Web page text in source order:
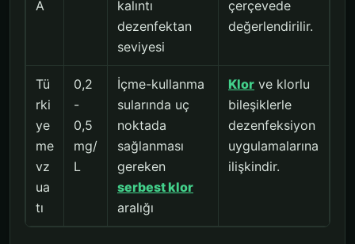
A
kalıntı
dezenfektan
seviyesi
çerçevede
değerlendirilir.
Tü
rki
ye
me
vz
ua
tı
0,2
-
0,5
mg/
L
İçme-kullanma
sularında uç
noktada
sağlanması
gereken
serbest klor
aralığı
Klor ve klorlu
bileşiklerle
dezenfeksiyon
uygulamalarına
ilişkindir.